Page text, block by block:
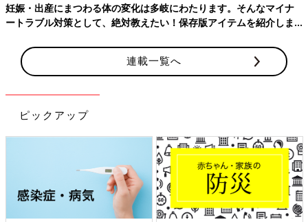
妊娠・出産にまつわる体の変化は多岐にわたります。そんなマイナ
ートラブル対策として、絶対教えたい！保存版アイテムを紹介しま
連載一覧へ
ピックアップ